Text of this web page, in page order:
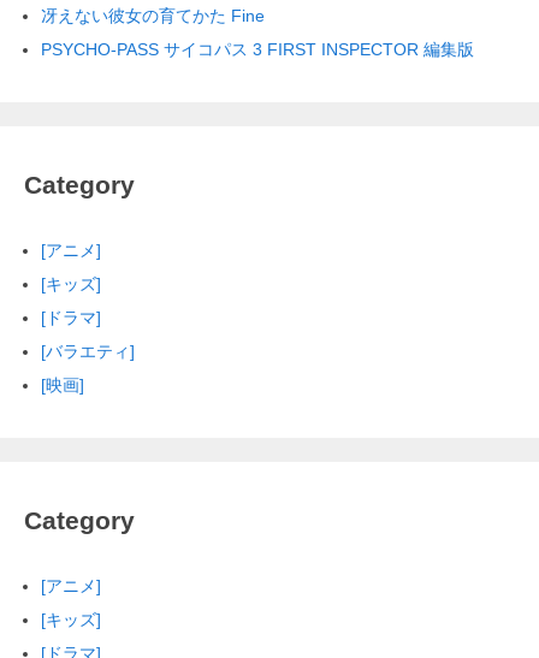
冴えない彼女の育てかた Fine
PSYCHO-PASS サイコパス 3 FIRST INSPECTOR 編集版
Category
[アニメ]
[キッズ]
[ドラマ]
[バラエティ]
[映画]
Category
[アニメ]
[キッズ]
[ドラマ]